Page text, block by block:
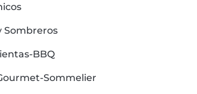
Sombreros
BBQ
Sommelier